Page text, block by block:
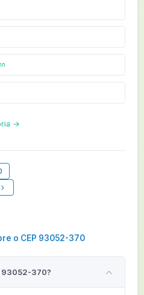
→
o CEP 93052-370
93052-370?